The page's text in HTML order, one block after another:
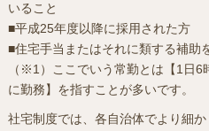
いること
■平成25年度以降に採用された方
■住宅手当またはそれに類する補助
（※1）ここでいう常勤とは【1日
に勤務】を指すことが多いです。
社宅制度では、各自治体でより細